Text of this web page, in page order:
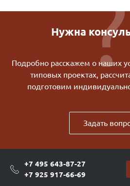
Нужна
Подробно расскажем о наших
типовых проектах,
подготовим
Задать
+7 495 643-87-27
+7 925 917-66-69